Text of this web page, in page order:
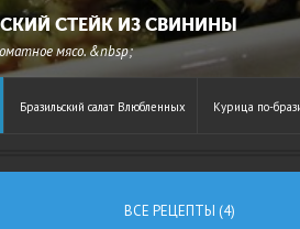
СТЕЙК ИЗ СВИНИНЫ
мясо. &nbsp;
Бразильский салат Влюбленных Курица по-
ВСЕ РЕЦЕПТЫ (4)